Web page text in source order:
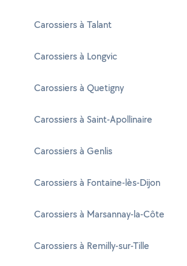
Carossiers à Talant
Carossiers à Longvic
Carossiers à Quetigny
Carossiers à Saint-Apollinaire
Carossiers à Genlis
Carossiers à Fontaine-lès-Dijon
Carossiers à Marsannay-la-Côte
Carossiers à Remilly-sur-Tille